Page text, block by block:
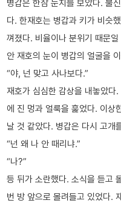
병갑은 한참 눈치를 보았다. 불
다. 한재호는 병갑과 키가 비슷
껴졌다. 비율이나 분위기 때문
안 재호의 눈이 병갑의 얼굴을
“야, 넌 맞고 사나보다.”
재호가 심심한 감상을 내놓았다
에 진 멍과 얼룩을 훑었다. 이상
날 것 같았다. 병갑은 다시 고개
“넌 왜 나 안 때리냐.”
“나?”
등 뒤가 소란했다. 소식을 듣고
번 방 앞으로 몰려들고 있었다.